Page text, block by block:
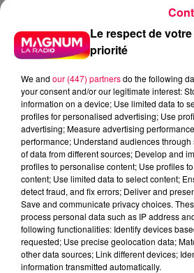
MAGNUM LA RADIO
LE JEU DE L'ANNIVERSAIRE
ST DIE DES VOSGES
NATHAN SLAMA
(MAGNUM DRIVE) Le jeu de
Vendredi 19 Juin
Le respect de
priorité
We and our (447) partnersdo the following
your consent and/or our legitimate interest:
information on a device; Use limited data to
profiles for personalised advertising; Use
advertising; Measure advertising
performance; Understand audiences
of data from different sources; Develop and
profiles to personalise content; Use profiles
content; Use limited data to select content;
detect fraud, and fix errors; Deliver and
Save and communicate privacy choices.
process personal data such as IP address
following functionalities: Identify devices
requested; Use precise geolocation data;
other data sources; Link different devices;
information transmitted automatically.